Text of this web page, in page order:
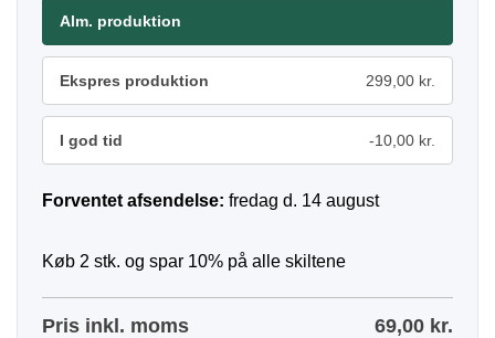
Alm. produktion
Ekspres produktion 299,00 kr.
I god tid -10,00 kr.
Forventet afsendelse: fredag d. 14 august
Køb 2 stk. og spar 10% på alle skiltene
Pris inkl. moms 69,00 kr.